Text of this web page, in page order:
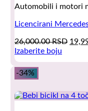
be
on
product
page
Automobili i motori
Licencirani
26,000.00RSD
Izaberite boju
This
product
has
variants.
-34%